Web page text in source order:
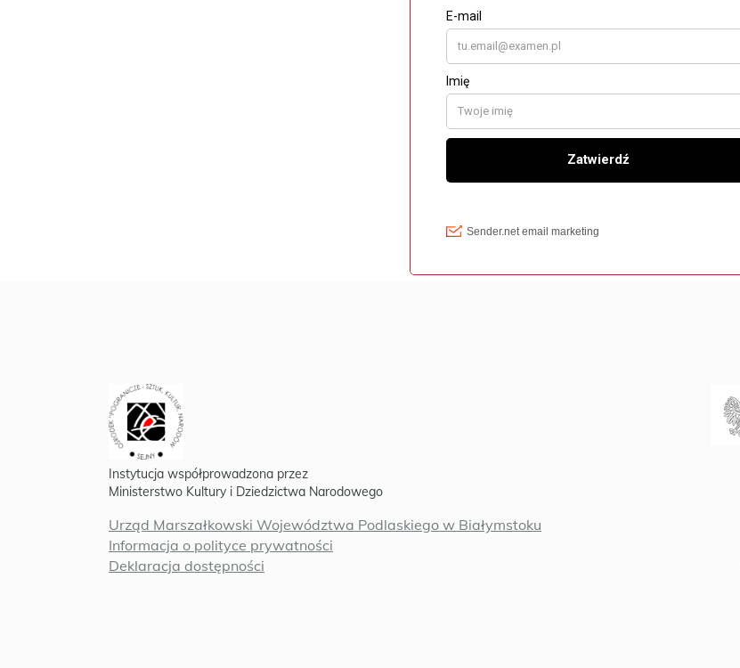
Instytucja współprowadzona przez
Ministerstwo Kultury i Dziedzictwa Narodowego
Urząd Marszałkowski Województwa Podlaskiego w Białymstoku
Informacja o polityce prywatności
Deklaracja dostępności